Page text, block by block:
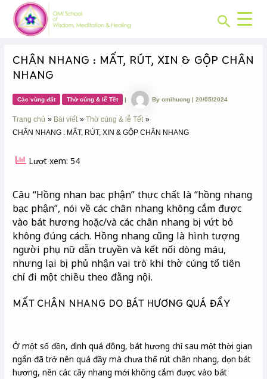
content
Search
CHÂN NHANG : MẤT, RÚT, XIN & GỘP CHÂN
NHANG
Các vùng đất Thờ cúng & lễ Tết | Byomihuong|20/05/2024
Trang chủ Bài viết
Thờ cúng & lễ Tết
CHÂN NHANG : MẤT, RÚT, XIN & GỘP CHÂN NHANG
Lượt xem: 54
Câu “Hồng nhan bạc phận” thực chất là “hồng nhang
bạc phận”, nói về các chân nhang không cắm được
vào bát hương hoặc/và các chân nhang bị vứt bỏ
không đúng cách. Hồng nhang cũng là hình tượng
người phụ nữ dẫn truyền và kết nối dòng máu,
nhưng lại bị phủ nhận vai trò khi thờ cúng tổ tiên
chỉ đi một chiều theo đằng nội.
MẤT CHÂN NHANG DO BÁT HƯƠNG QUÁ ĐẦY
Ở một số đền, đình quá đông, bát hương chỉ sau một thời gian
ngắn đã trở nên quá đầy mà chưa thể rút chân nhang, dọn bát
hương, nên các cây nhang mới không cắm được vào bát
Post
navigation
CHUYÊN
MỤC: